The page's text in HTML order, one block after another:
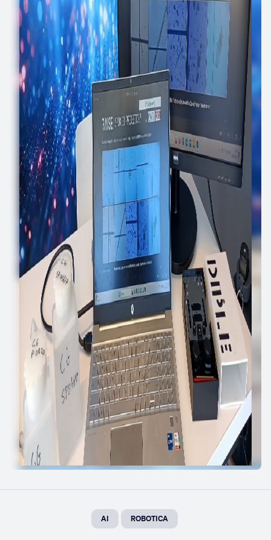
AI ROBOTICA